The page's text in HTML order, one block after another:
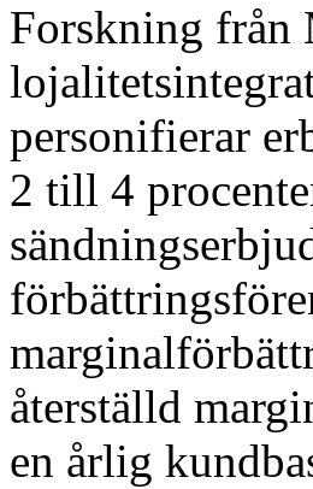
Forskning från
personifierar
2 till 4
återställd
en årlig